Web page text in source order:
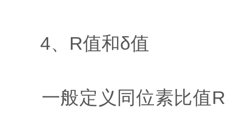
4、R值和δ值
一般定义同位素比值